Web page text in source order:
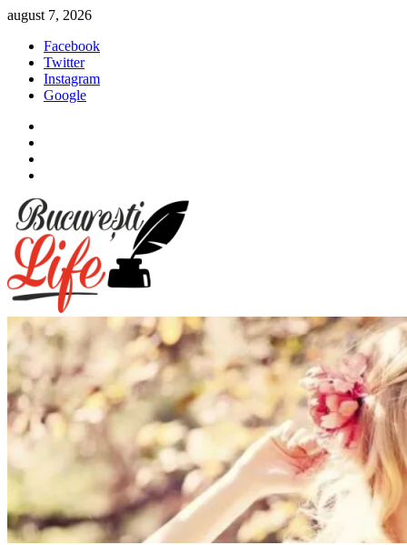
Sari
conținut
august 7, 2026
Facebook
Twitter
Instagram
Google